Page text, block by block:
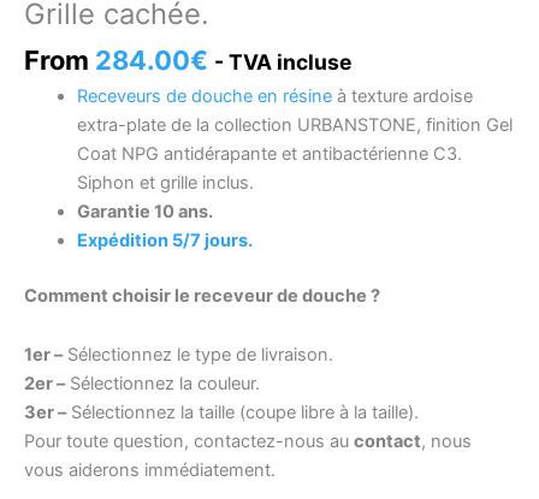
Grille cachée.
From 284.00€ - TVA incluse
Receveurs de douche en résineà texture ardoise
extra-plate de la collection URBANSTONE, finition Gel
Coat NPG antidérapante et antibactérienne C3.
Siphon et grille inclus.
Garantie 10 ans.
Expédition 5/7 jours.
Comment choisir le receveur de douche ?
1er –Sélectionnez le type de livraison.
2er –Sélectionnez la couleur.
3er –Sélectionnez la taille (coupe libre à la taille).
Pour toute question, contactez-nous au contact, nous
vous aiderons immédiatement.